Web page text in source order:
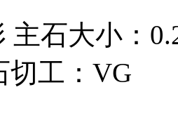
主石大小：
切工： VG